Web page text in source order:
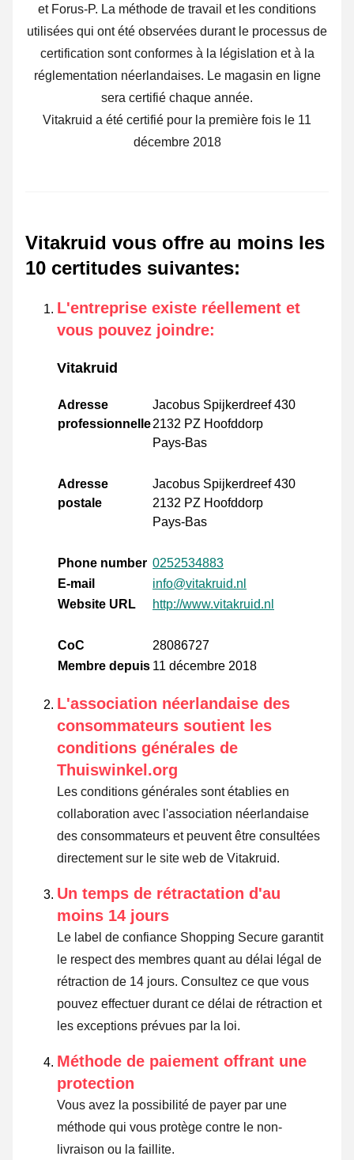
et Forus-P. La méthode de travail et les conditions
utilisées qui ont été observées durant le processus de
certification sont conformes à la législation et à la
réglementation néerlandaises. Le magasin en ligne
sera certifié chaque année.
Vitakruid a été certifié pour la première fois le 11
décembre 2018
Vitakruid vous offre au moins les
10 certitudes suivantes:
L'entreprise existe réellement et
vous pouvez joindre:
Vitakruid
Adresse
professionnelle
Jacobus Spijkerdreef 430
2132 PZ Hoofddorp
Pays-Bas
Adresse
postale
Jacobus Spijkerdreef 430
2132 PZ Hoofddorp
Pays-Bas
Phone number 0252534883
E-mail
info@vitakruid.nl
Website URL
http://www.vitakruid.nl
CoC
28086727
Membre depuis 11 décembre 2018
L'association néerlandaise des
consommateurs soutient les
conditions générales de
Thuiswinkel.org
Les conditions générales sont établies en
collaboration avec l'association néerlandaise
des consommateurs et peuvent être consultées
directement sur le site web de Vitakruid.
Un temps de rétractation d'au
moins 14 jours
Le label de confiance Shopping Secure garantit
le respect des membres quant au délai légal de
rétraction de 14 jours. Consultez ce que vous
pouvez effectuer durant ce délai de rétraction et
les exceptions prévues par la loi.
Méthode de paiement offrant une
protection
Vous avez la possibilité de payer par une
méthode qui vous protège contre le non-
livraison ou la faillite.